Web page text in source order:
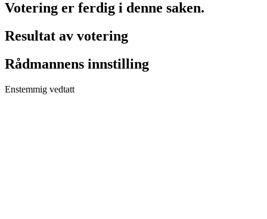
Votering er ferdig i denne saken.
Resultat av votering
Rådmannens innstilling
Enstemmig vedtatt